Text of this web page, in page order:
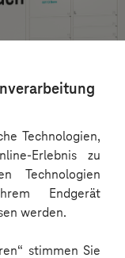
Technologien,
Erlebnis zu
Technologien
Endgerät
werden.
stimmen Sie